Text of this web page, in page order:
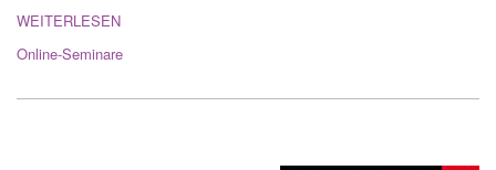
WEITERLESEN
Online-Seminare